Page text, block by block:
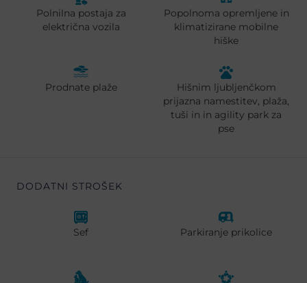
Polnilna postaja za
električna vozila
Popolnoma opremljene in
klimatizirane mobilne
hiške
Prodnate plaže
Hišnim ljubljenčkom
prijazna namestitev, plaža,
tuši in in agility park za
pse
DODATNI STROŠEK
Sef Parkiranje prikolice